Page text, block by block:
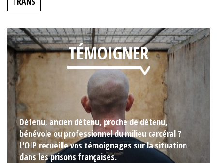
TÉMOIGNER
Détenu, ancien détenu, proche de détenu,
bénévole ou professionnel du milieu carcéral ?
L'OIP recueille vos témoignages sur la situation
dans les prisons françaises.